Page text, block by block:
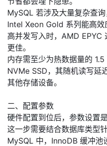
的
博
客
我
的
论
坛
我
的
圈
子
我
的
直
播
我
的
活
我
的
学
堂
我
的
课
程
我
的
认
我
的我
持
我
的
技
术
支
我
的
云
声
MySQL 若涉及大量复杂查
Intel Xeon Gold 系列能高
高并发写入时，AMD EPYC
更佳。
内存需至少为热数据量的
NVMe SSD，其随机读写延
其他存储设备。
二、配置参数
硬件配置到位后，参数设置
这一步需要结合数据库类型针
MySQL 中，InnoDB 缓冲池